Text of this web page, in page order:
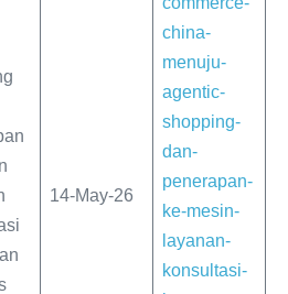
14-May-26
china-
menuju-
agentic-
shopping-
dan-
penerapan-
ke-mesin-
layanan-
konsultasi-